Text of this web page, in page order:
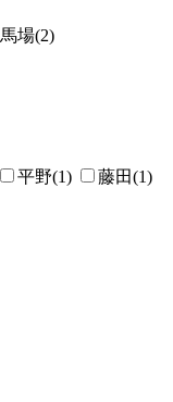
馬場(2)
平野(1)
藤田(1)